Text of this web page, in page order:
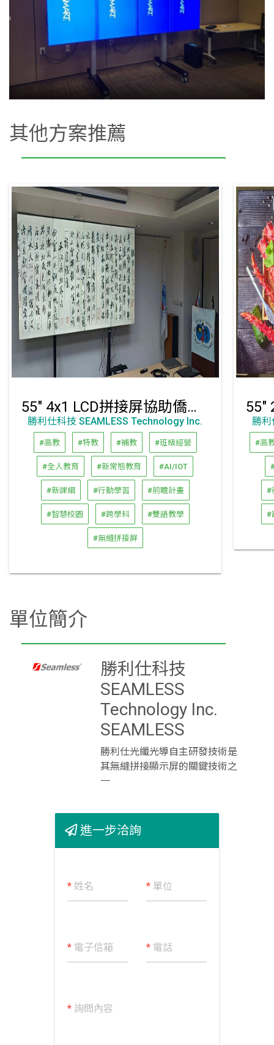
其他方案推薦
55" 4x1 LCD拼接屏協助僑聯會，成功解決大型拼接屏拚接縫的視覺缺陷問題
勝利仕科技 SEAMLESS Technology Inc.
#高教 #特教 #補教 #班級經營
#全人教育 #新常態教育 #AI/IOT
#新課綱 #行動學習 #前瞻計畫
#智慧校園 #跨學科 #雙語教學
#無縫拼接屏
勝
#高
#
#
單位簡介
勝利仕科技
SEAMLESS
Technology Inc.
SEAMLESS
勝利仕光纖光導自主研發技術是
其無縫拼接顯示屏的關鍵技術之
一
進一步洽詢
*姓名 * 單位
*電子信箱 * 電話
*詢問內容